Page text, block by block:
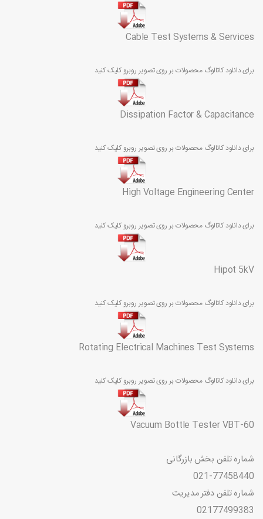
Cable Test Systems & Services
برای دانلود کاتالوگ محصولات بر روی تصویر روبرو کلیک کنید
Dissipation Factor & Capacitance
برای دانلود کاتالوگ محصولات بر روی تصویر روبرو کلیک کنید
High Voltage Engineering Center
برای دانلود کاتالوگ محصولات بر روی تصویر روبرو کلیک کنید
Hipot 5kV
برای دانلود کاتالوگ محصولات بر روی تصویر روبرو کلیک کنید
Rotating Electrical Machines Test Systems
برای دانلود کاتالوگ محصولات بر روی تصویر روبرو کلیک کنید
Vacuum Bottle Tester VBT-60
شماره تلفن بخش بازرگانی
021-77458440
شماره تلفن دفتر مدیریت
02177499383